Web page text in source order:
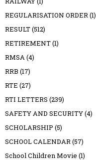
REGULARISATION ORDER(1)
RESULT(512)
RETIREMENT(1)
RMSA(4)
RRB (17)
RTE (27)
RTI LETTERS (239)
SAFETY AND SECURITY(4)
SCHOLARSHIP (5)
SCHOOL CALENDAR(57)
School Children Movie (1)